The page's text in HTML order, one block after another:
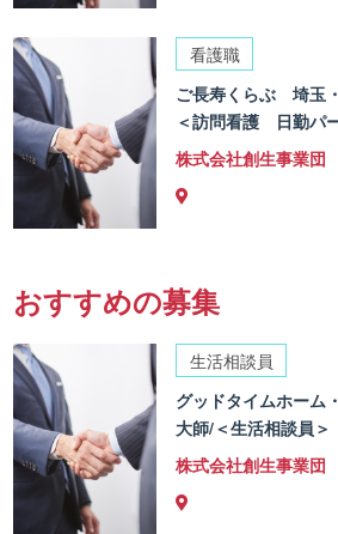
看護職
ご長寿くらぶ 埼玉
＜訪問看護 日勤パ
株式会社創生事業団
おすすめの募集
生活相談員
グッドタイムホーム
大師/＜生活相談員＞
株式会社創生事業団